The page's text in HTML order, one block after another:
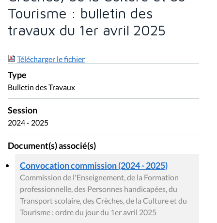
Tourisme : bulletin des
travaux du 1er avril 2025
Télécharger le fichier
Type
Bulletin des Travaux
Session
2024 - 2025
Document(s) associé(s)
Convocation commission (2024 - 2025)
Commission de l'Enseignement, de la Formation
professionnelle, des Personnes handicapées, du
Transport scolaire, des Crèches, de la Culture et du
Tourisme : ordre du jour du 1er avril 2025